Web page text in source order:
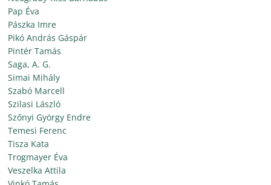
Pap Éva
Pászka Imre
Pikó András Gáspár
Pintér Tamás
Saga, A. G.
Simai Mihály
Szabó Marcell
Szilasi László
Szőnyi György Endre
Temesi Ferenc
Tisza Kata
Trogmayer Éva
Veszelka Attila